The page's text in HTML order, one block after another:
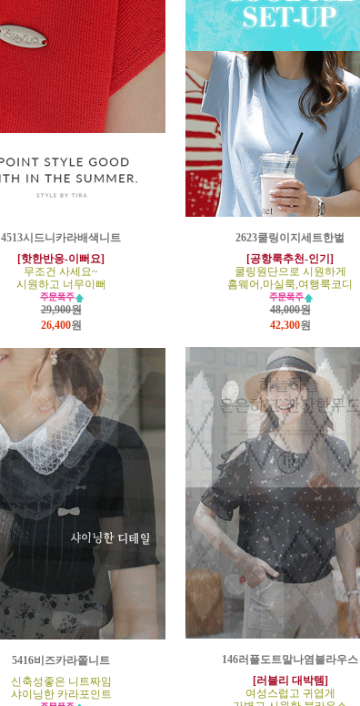
4513시드니카라배색니트
[핫한반응-이뻐요]
무조건 사세요~
시원하고 너무이뻐
29,900원
26,400원
2623쿨링이지세트한벌
[공항룩추천-인기]
쿨링원단으로 시원하게
홈웨어,마실룩,여행룩코디
48,000원
42,300원
5416비즈카라쫄니트
신축성좋은 니트짜임
샤이닝한 카라포인트
146러플도트말나염블라우스
[러블리 대박템]
여성스럽고 귀엽게